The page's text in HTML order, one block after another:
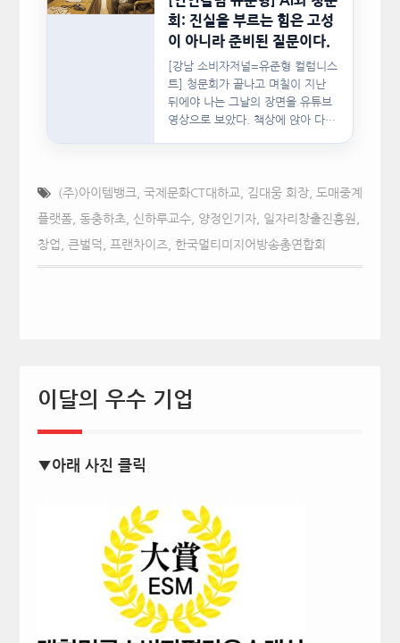
회: 진실을 부르는 힘은 고성
이 아니라 준비된 질문이다.
[강남 소비자저널=유준형 컬럼니스
트] 청문회가 끝나고 며칠이 지난
뒤에야 나는 그날의 장면을 유튜브
영상으로 보았다. 책상에 앉아 다른
(주)아이템뱅크 국제문화CT대하교 김대웅 회장, 도매중계
플랫폼, 동충하초 신하루교수, 양정인기자, 일자리창출진흥원
창업 큰벌덕 프랜차이즈 한국멀티미지어방송총연합회
이달의 우수 기업
▼아래 사진 클릭